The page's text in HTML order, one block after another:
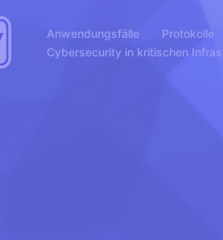
Anwendungsfälle Protokolle
Cybersecurity in kritischen